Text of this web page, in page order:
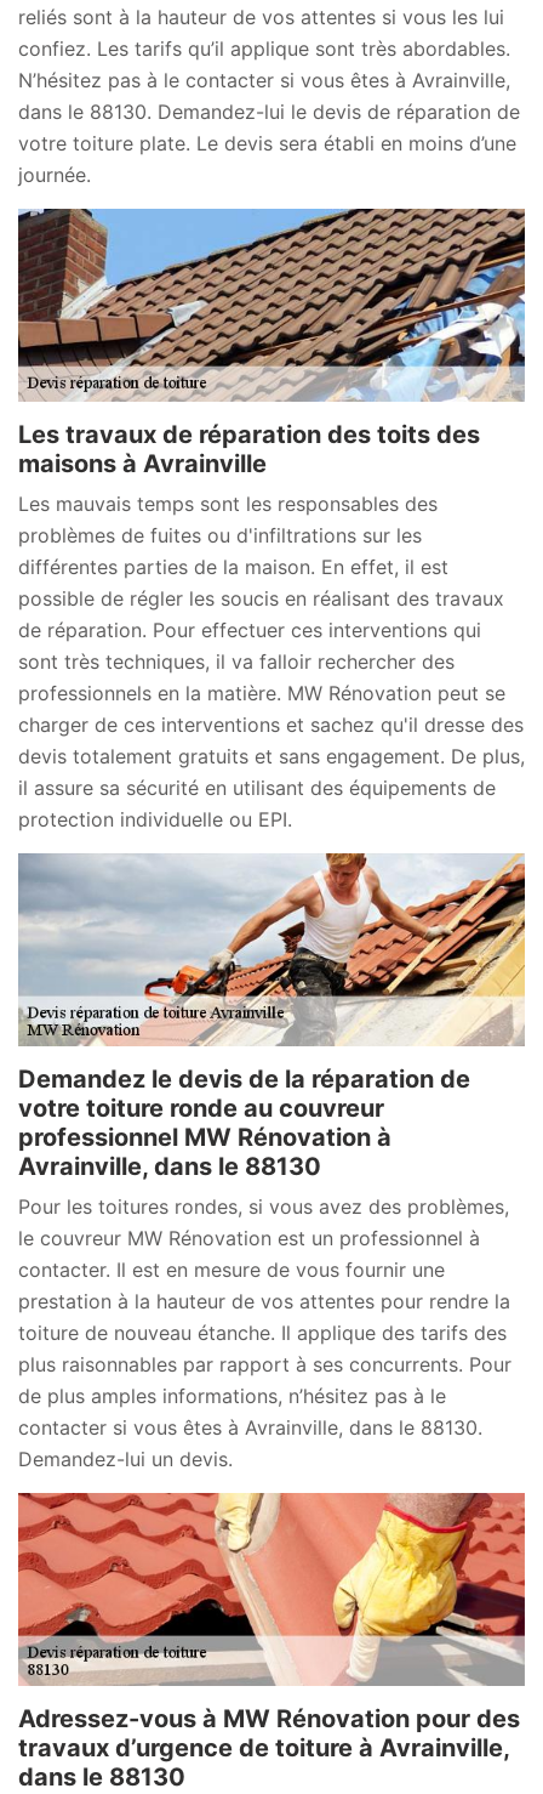
reliés sont à la hauteur de vos attentes si vous les lui
confiez. Les tarifs qu’il applique sont très abordables.
N’hésitez pas à le contacter si vous êtes à Avrainville,
dans le 88130. Demandez-lui le devis de réparation de
votre toiture plate. Le devis sera établi en moins d’une
journée.
Les travaux de réparation des toits des
maisons à Avrainville
Les mauvais temps sont les responsables des
problèmes de fuites ou d'infiltrations sur les
différentes parties de la maison. En effet, il est
possible de régler les soucis en réalisant des travaux
de réparation. Pour effectuer ces interventions qui
sont très techniques, il va falloir rechercher des
professionnels en la matière. MW Rénovation peut se
charger de ces interventions et sachez qu'il dresse des
devis totalement gratuits et sans engagement. De plus,
il assure sa sécurité en utilisant des équipements de
protection individuelle ou EPI.
Demandez le devis de la réparation de
votre toiture ronde au couvreur
professionnel MW Rénovation à
Avrainville, dans le 88130
Pour les toitures rondes, si vous avez des problèmes,
le couvreur MW Rénovation est un professionnel à
contacter. Il est en mesure de vous fournir une
prestation à la hauteur de vos attentes pour rendre la
toiture de nouveau étanche. Il applique des tarifs des
plus raisonnables par rapport à ses concurrents. Pour
de plus amples informations, n’hésitez pas à le
contacter si vous êtes à Avrainville, dans le 88130.
Demandez-lui un devis.
Adressez-vous à MW Rénovation pour des
travaux d’urgence de toiture à Avrainville,
dans le 88130